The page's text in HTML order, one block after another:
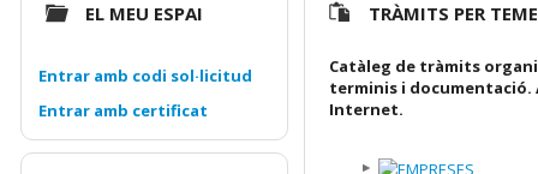
TRÀMITS PER
Catàleg de tràmits
terminis i documentació.
Internet.
EL MEU ESPAI
Entrar amb codi sol·licitud